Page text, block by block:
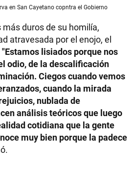
en San Cayetano copntra el Gobierno
duros de su homilía,
atravesada por el enojo, el
"Estamos lisiados porque nos
odio, de la descalificación
Ciegos cuando vemos
cuando la mirada
nublada de
análisis teóricos que luego
cotidiana que la gente
muy bien porque la padece